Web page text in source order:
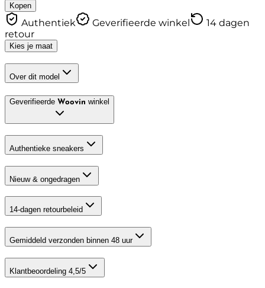
Kopen
Authentiek Geverifieerde winkel
14 dagen
retour
Kies je maat
Over dit model
Geverifieerde Woovin winkel
Authentieke sneakers
Nieuw & ongedragen
14-dagen retourbeleid
Gemiddeld verzonden binnen 48 uur
Klantbeoordeling 4,5/5